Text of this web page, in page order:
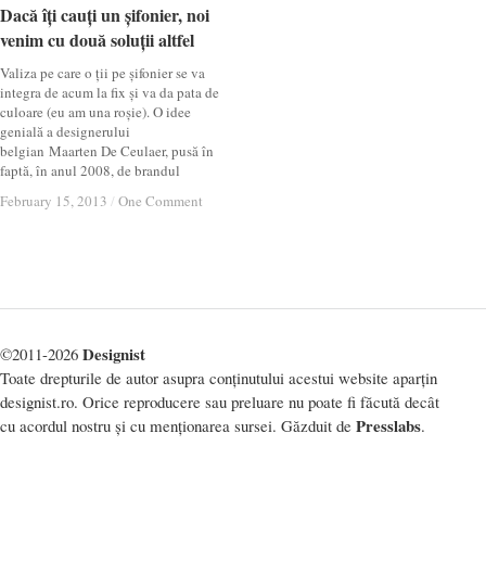
Dacă îți cauți un șifonier, noi
venim cu două soluții altfel
Valiza pe care o ții pe șifonier se va
integra de acum la fix și va da pata de
culoare (eu am una roșie). O idee
genială a designerului
belgian Maarten De Ceulaer, pusă în
faptă, în anul 2008, de brandul
February 15, 2013 / One Comment
Dacă îți cauți un șifonier, noi
venim cu două soluții altfel
February 15, 2013 / One Comment
©2011-2026 Designist
Toate drepturile de autor asupra conținutului acestui website aparțin
designist.ro. Orice reproducere sau preluare nu poate fi făcută decât
cu acordul nostru și cu menționarea sursei. Găzduit de Presslabs.